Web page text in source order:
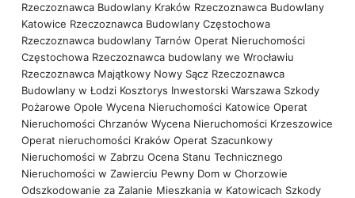
Rzeczoznawca Budowlany Kraków Rzeczoznawca Budowlany
Katowice Rzeczoznawca Budowlany Częstochowa
Rzeczoznawca budowlany Tarnów Operat Nieruchomości
Częstochowa Rzeczoznawca budowlany we Wrocławiu
Rzeczoznawca Majątkowy Nowy Sącz Rzeczoznawca
Budowlany w Łodzi Kosztorys Inwestorski Warszawa Szkody
Pożarowe Opole Wycena Nieruchomości Katowice Operat
Nieruchomości Chrzanów Wycena Nieruchomości Krzeszowice
Operat nieruchomości Kraków Operat Szacunkowy
Nieruchomości w Zabrzu Ocena Stanu Technicznego
Nieruchomości w Zawierciu Pewny Dom w Chorzowie
Odszkodowanie za Zalanie Mieszkania w Katowicach Szkody